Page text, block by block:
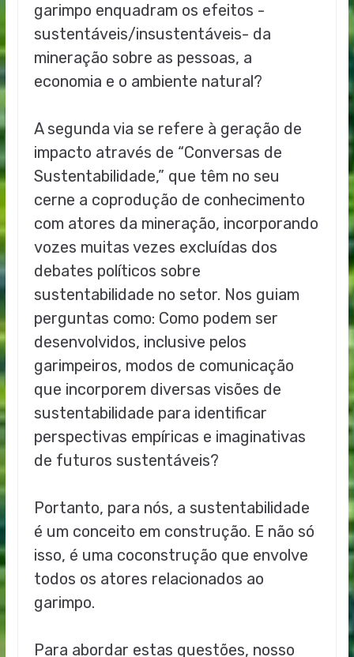
garimpo enquadram os efeitos -
sustentáveis/insustentáveis- da
mineração sobre as pessoas, a
economia e o ambiente natural?
A segunda via se refere à geração de
impacto através de “Conversas de
Sustentabilidade,” que têm no seu
cerne a coprodução de conhecimento
com atores da mineração, incorporando
vozes muitas vezes excluídas dos
debates políticos sobre
sustentabilidade no setor. Nos guiam
perguntas como: Como podem ser
desenvolvidos, inclusive pelos
garimpeiros, modos de comunicação
que incorporem diversas visões de
sustentabilidade para identificar
perspectivas empíricas e imaginativas
de futuros sustentáveis?
Portanto, para nós, a sustentabilidade
é um conceito em construção. E não só
isso, é uma coconstrução que envolve
todos os atores relacionados ao
garimpo.
Para abordar estas questões, nosso